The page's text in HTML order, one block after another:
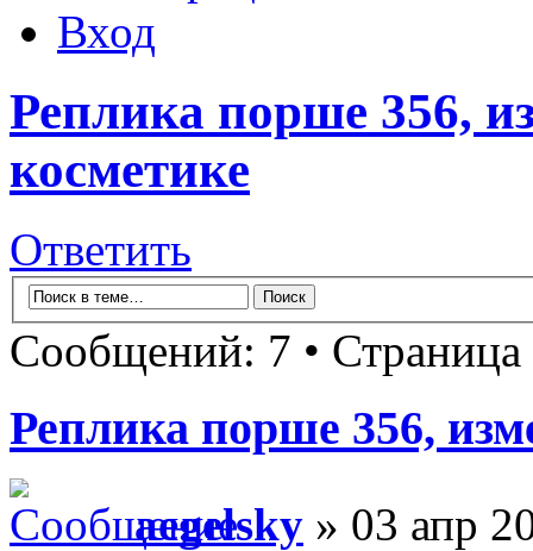
Вход
Реплика порше 356,
косметике
Ответить
Сообщений: 7 • Страница
Реплика порше 356,
aegelsky » 03 апр